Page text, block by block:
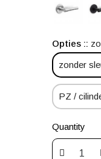
Opties :
zonder
PZ /
Quantity